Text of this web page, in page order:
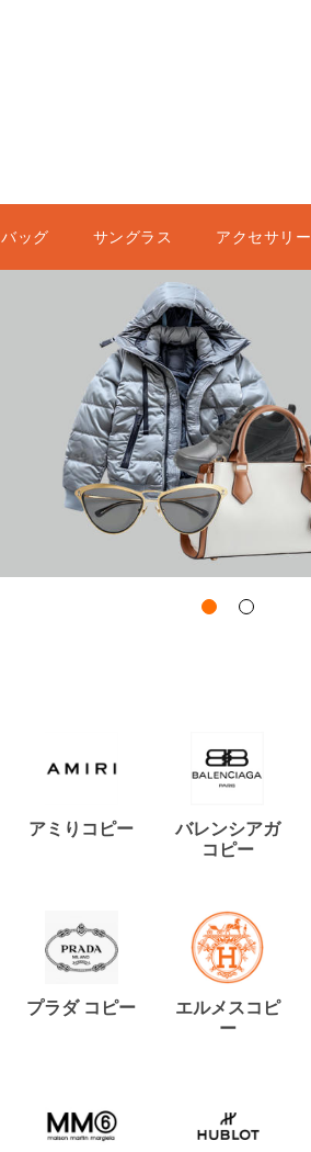
バッグ サングラス アクセサリー
アミりコピー
バレンシアガ
コピー
プラダ コピー
エルメスコピ
ー